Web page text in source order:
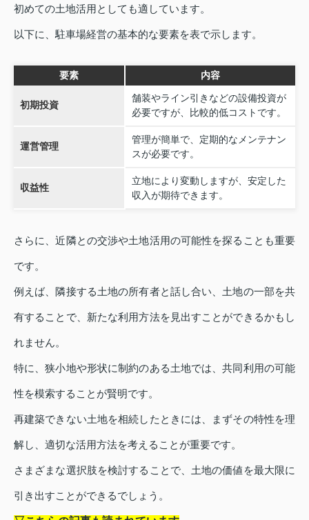
初めての土地活用としても適しています。
以下に、駐車場経営の基本的な要素を表で示します。
要素 内容
初期投資
舗装やライン引きなどの設備投資が
必要ですが、比較的低コストです。
運営管理
管理が簡単で、定期的なメンテナン
スが必要です。
収益性
立地により変動しますが、安定した
収入が期待できます。
さらに、近隣との交渉や土地活用の可能性を探ることも重要
です。
例えば、隣接する土地の所有者と話し合い、土地の一部を共
有することで、新たな利用方法を見出すことができるかもし
れません。
特に、狭小地や形状に制約のある土地では、共同利用の可能
性を模索することが賢明です。
再建築できない土地を相続したときには、まずその特性を理
解し、適切な活用方法を考えることが重要です。
さまざまな選択肢を検討することで、土地の価値を最大限に
引き出すことができるでしょう。